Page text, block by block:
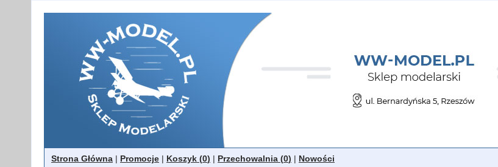
Strona Główna | Promocje | Koszyk (0) | Przechowalnia (0) | Nowości